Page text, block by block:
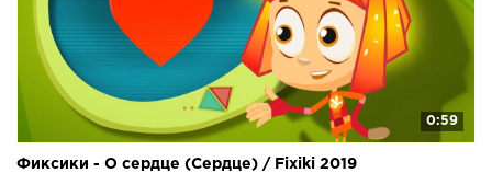
0:59
Фиксики - О сердце (Сердце) / Fixiki 2019